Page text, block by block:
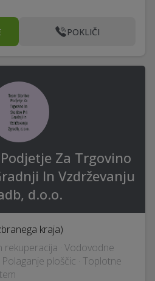
POKLIČI
Za Trgovino
In Vzdrževanju
d.o.o.
kraja)
· Vodovodne
ploščic · Toplotne